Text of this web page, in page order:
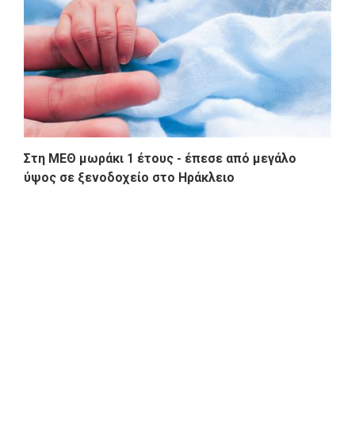
Στη ΜΕΘ μωράκι 1 έτους - έπεσε από μεγάλο
ύψος σε ξενοδοχείο στο Ηράκλειο